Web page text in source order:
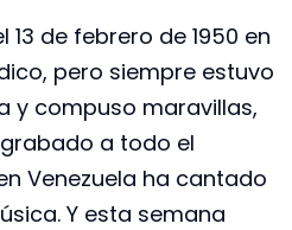
de febrero de 1950 en
pero siempre estuvo
y compuso maravillas,
a todo el
Venezuela ha cantado
Y esta semana